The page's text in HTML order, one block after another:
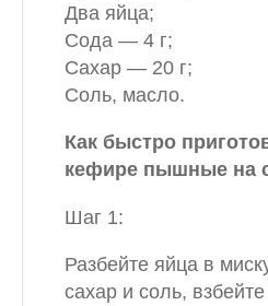
Два яйца;
Сода — 4 г;
Сахар — 20 г;
Соль, масло.
Как быстро
кефире пышные на
Шаг 1:
Разбейте яйца в
сахар и соль,